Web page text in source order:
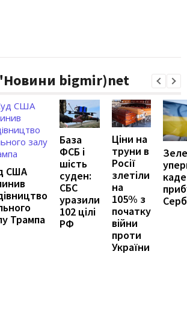
bigmir)net
США
Трампа
База
ФСБ і
шість
суден:
СБС
уразили
102 цілі
РФ
Ціни на
труни в
Росії
злетіли
на
105% з
початку
війни
проти
України